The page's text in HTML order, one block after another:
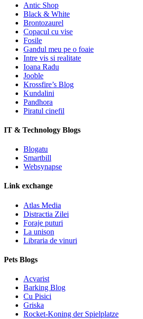
Antic Shop
Black & White
Brontozaurel
Copacul cu vise
Fosile
Gandul meu pe o foaie
Intre vis si realitate
Ioana Radu
Jooble
Krossfire’s Blog
Kundalini
Pandhora
Piratul cinefil
IT & Technology Blogs
Blogatu
Smartbill
Websynapse
Link exchange
Atlas Media
Distractia Zilei
Foraje puturi
La unison
Libraria de vinuri
Pets Blogs
Acvarist
Barking Blog
Cu Pisici
Griska
Rocket-Koning der Spielplatze